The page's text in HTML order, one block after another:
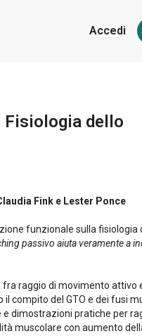
Accedi
Fisiologia dello
Fink e Lester Ponce
funzionale sulla fisiologia
passivo aiuta veramente a
raggio di movimento attivo
compito del GTO e dei fusi
dimostrazioni pratiche per
muscolare con aumento